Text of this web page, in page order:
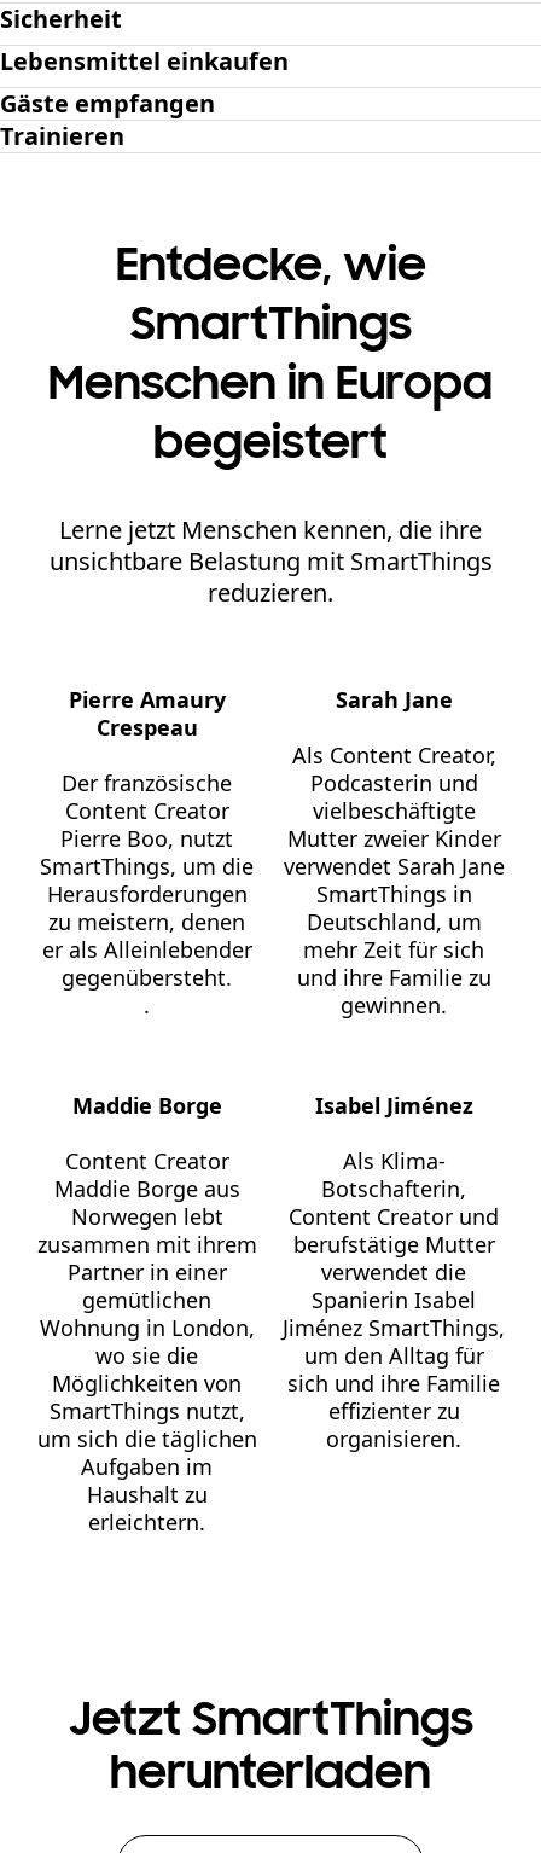
Sicherheit
Lebensmittel einkaufen
Gäste empfangen
Trainieren
Entdecke, wie
SmartThings
Menschen in Europa
begeistert
Lerne jetzt Menschen kennen, die ihre
unsichtbare Belastung mit SmartThings
reduzieren.
Pierre Amaury
Crespeau
Der französische
Content Creator
Pierre Boo, nutzt
SmartThings, um die
Herausforderungen
zu meistern, denen
er als Alleinlebender
gegenübersteht.
.
Sarah Jane
Als Content Creator,
Podcasterin und
vielbeschäftigte
Mutter zweier Kinder
verwendet Sarah Jane
SmartThings in
Deutschland, um
mehr Zeit für sich
und ihre Familie zu
gewinnen.
Maddie Borge
Content Creator
Maddie Borge aus
Norwegen lebt
zusammen mit ihrem
Partner in einer
gemütlichen
Wohnung in London,
wo sie die
Möglichkeiten von
SmartThings nutzt,
um sich die täglichen
Aufgaben im
Haushalt zu
erleichtern.
Isabel Jiménez
Als Klima-
Botschafterin,
Content Creator und
berufstätige Mutter
verwendet die
Spanierin Isabel
Jiménez SmartThings,
um den Alltag für
sich und ihre Familie
effizienter zu
organisieren.
Jetzt SmartThings
herunterladen